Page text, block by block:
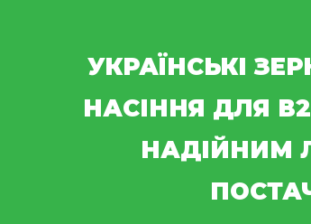
УКРАЇНСЬКІ
НАСІННЯ ДЛЯ
НАДІЙНИМ